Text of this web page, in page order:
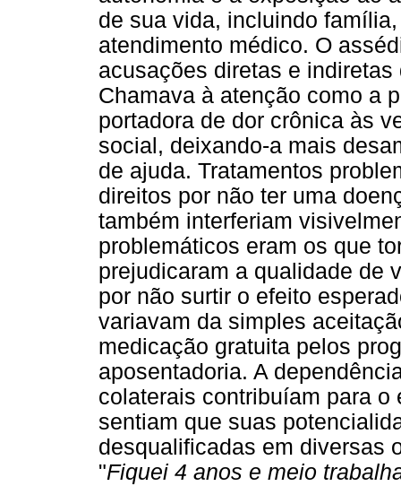
de sua vida, incluindo
atendimento médico. O
acusações diretas e
Chamava à atenção como a
portadora de dor crônica às
social, deixando-a mais
de ajuda. Tratamentos
direitos por não ter uma
também interferiam
problemáticos eram os que
prejudicaram a qualidade de
por não surtir o efeito
variavam da simples
medicação gratuita pelos
aposentadoria. A
colaterais contribuíam para
sentiam que suas
desqualificadas em diversas
"Fiquei 4 anos e meio